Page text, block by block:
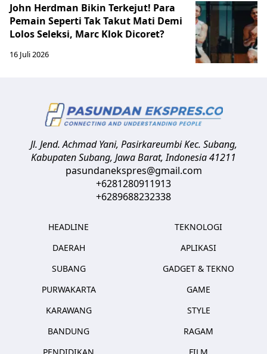
John Herdman Bikin Terkejut! Para
Pemain Seperti Tak Takut Mati Demi
Lolos Seleksi, Marc Klok Dicoret?
16 Juli 2026
Jl. Jend. Achmad Yani, Pasirkareumbi Kec. Subang,
Kabupaten Subang, Jawa Barat,Indonesia41211
pasundanekspres@gmail.com
+6281280911913
+6289688232338
HEADLINE
DAERAH
SUBANG
PURWAKARTA
KARAWANG
BANDUNG
TEKNOLOGI
APLIKASI
GADGET & TEKNO
GAME
STYLE
RAGAM